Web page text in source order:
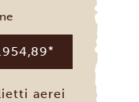
*
aerei